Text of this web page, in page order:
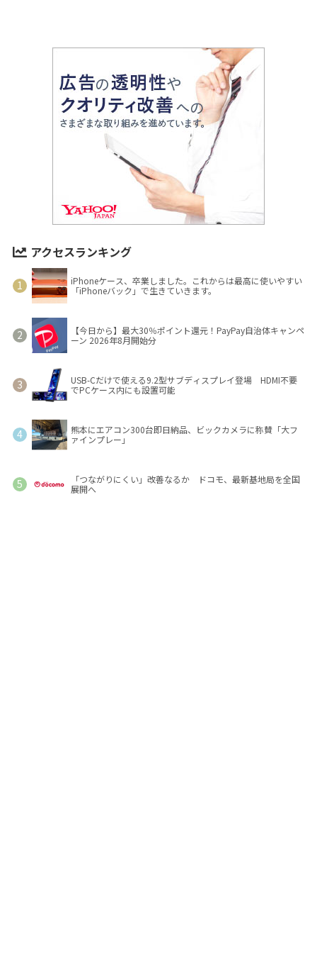
アクセスランキング
iPhoneケース、卒業しました。これからは最高に使いやすい
「iPhoneバック」で生きていきます。
【今日から】最大30％ポイント還元！PayPay自治体キャンペ
ーン 2026年8月開始分
USB-Cだけで使える9.2型サブディスプレイ登場 HDMI不要
でPCケース内にも設置可能
熊本にエアコン300台即日納品、ビックカメラに称賛「大フ
ァインプレー」
「つながりにくい」改善なるか ドコモ、最新基地局を全国
展開へ